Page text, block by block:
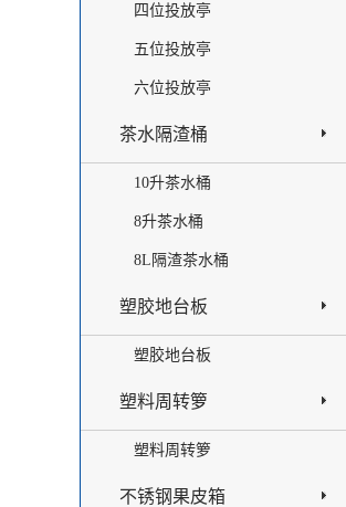
四位投放亭
五位投放亭
六位投放亭
茶水隔渣桶
10升茶水桶
8升茶水桶
8L隔渣茶水桶
塑胶地台板
塑胶地台板
塑料周转箩
塑料周转箩
不锈钢果皮箱